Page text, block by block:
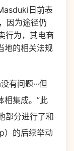
日前表
因为途径仍
行为，其电商
地的相关法规
问题···但
相集成。”此
部分进行了和
）的后续举动